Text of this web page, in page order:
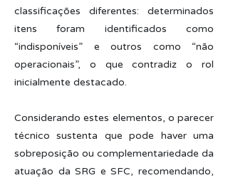
classificações diferentes: determinados
itens foram identificados como
“indisponíveis” e outros como “não
operacionais”, o que contradiz o rol
inicialmente destacado.
Considerando estes elementos, o parecer
técnico sustenta que pode haver uma
sobreposição ou complementariedade da
atuação da SRG e SFC, recomendando,